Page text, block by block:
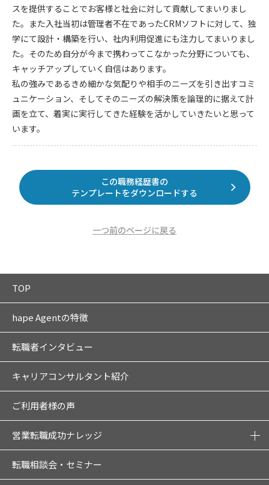
スを提供することでお客様と社会に対して貢献してまいりまし
た。また入社当初は管理者不在であったCRMソフトに対して、独
学にて設計・構築を行い、社内利用促進にも注力してまいりまし
た。そのため自分が今まで携わってこなかった分野についても、
キャッチアップしていく自信はあります。
私の強みであるきめ細かな気配りや相手のニーズを引き出すコミ
ュニケーション、そしてそのニーズの解決策を論理的に据えて計
画を立て、着実に実行してきた経験を活かしていきたいと思って
います。
この職務経歴書の
テンプレートをダウンロードする
一つ前のページに戻る
TOP
hape Agentの特徴
転職者インタビュー
キャリアコンサルタント紹介
ご利用者様の声
営業転職成功ナレッジ
転職相談会・セミナー